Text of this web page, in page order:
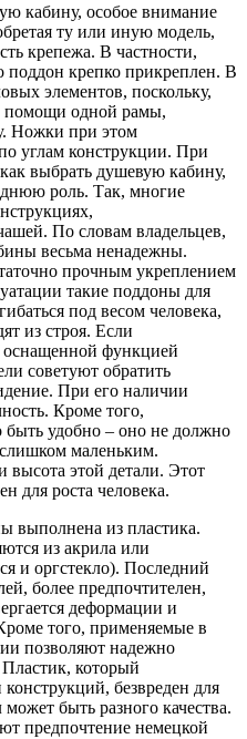
кабину, особое внимание
ту или иную модель,
крепежа. В частности,
поддон крепко прикреплен. В
элементов, поскольку,
помощи одной рамы,
Ножки при этом
углам конструкции. При
выбрать душевую кабину,
роль. Так, многие
По словам владельцев,
весьма ненадежны.
прочным укреплением
такие поддоны для
под весом человека,
из строя. Если
оснащенной функцией
советуют обратить
При его наличии
Кроме того,
быть удобно – оно не должно
маленьким.
высота этой детали. Этот
для роста человека.
выполнена из пластика.
из акрила или
и оргстекло). Последний
более предпочтителен,
деформации и
того, применяемые в
позволяют надежно
Пластик, который
безвреден для
быть разного качества.
предпочтение немецкой